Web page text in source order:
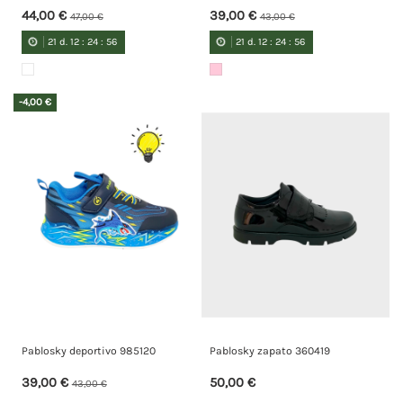
44,00 €47,00 €
21 d. 12 :24 :55
39,00 €43,00 €
21 d. 12 :24 :55
-4,00 €
Pablosky deportivo 985120
39,00 €43,00 €
Pablosky zapato 360419
50,00 €